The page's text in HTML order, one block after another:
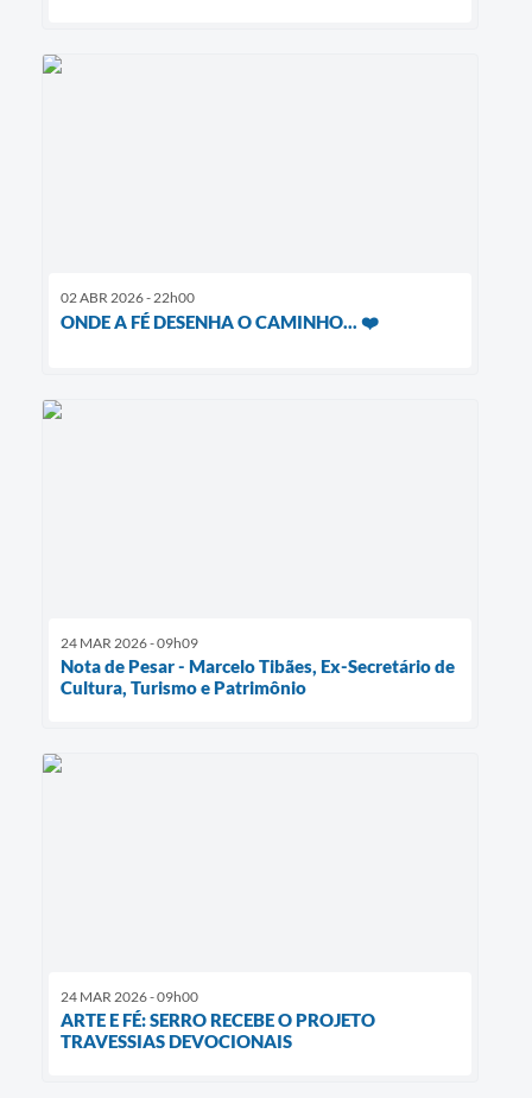
02 ABR 2026 - 22h00
ONDE A FÉ DESENHA O CAMINHO... ❤️
24 MAR 2026 - 09h09
Nota de Pesar - Marcelo Tibães, Ex-Secretário de
Cultura, Turismo e Patrimônio
24 MAR 2026 - 09h00
​ARTE E FÉ: SERRO RECEBE O PROJETO
TRAVESSIAS DEVOCIONAIS